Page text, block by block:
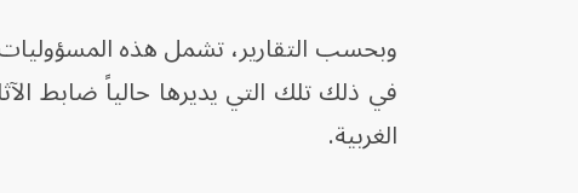
وبحسب التقارير، تشمل هذه المسؤوليات،
في ذلك تلك التي يديرها حالياً ضابط
الغربية.